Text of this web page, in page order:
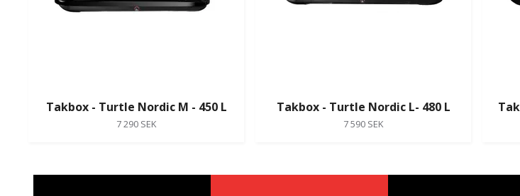
Takbox - Turtle Nordic M - 450 L
7 290 SEK
Takbox - Turtle Nordic L- 480 L
7 590 SEK